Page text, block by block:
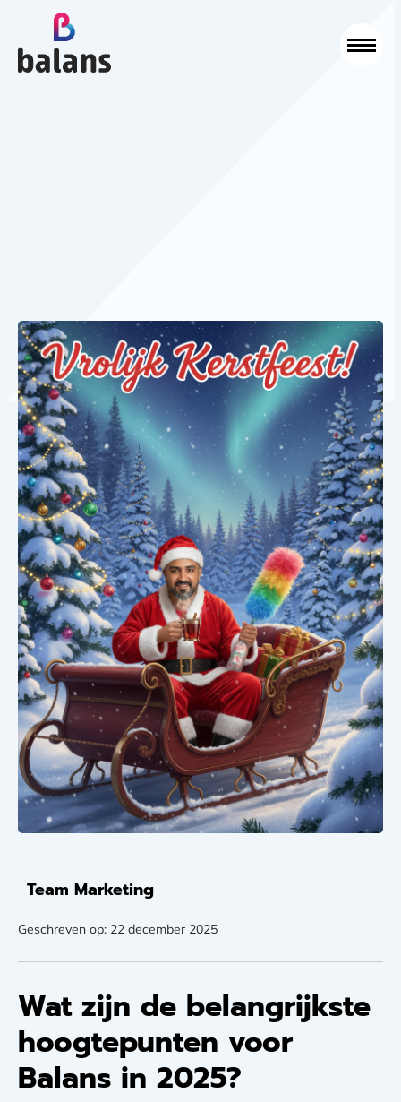
Team Marketing
Geschreven op: 22 december 2025
Wat zijn de belangrijkste
hoogtepunten voor
Balans in 2025?